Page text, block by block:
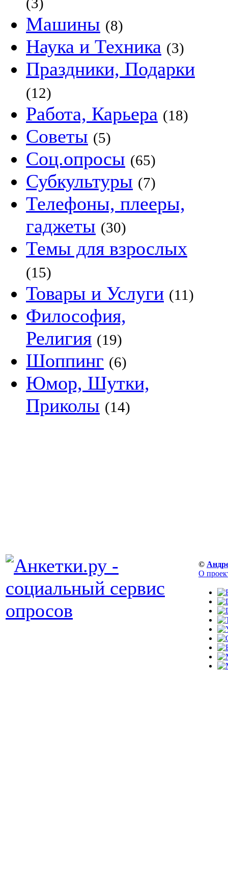
Машины (8)
Наука и Техника (3)
Праздники, Подарки
(12)
Работа, Карьера (18)
Советы (5)
Соц.опросы (65)
Субкультуры (7)
Телефоны, плееры,
гаджеты (30)
Темы для взрослых
(15)
Товары и Услуги (11)
Философия,
Религия (19)
Шоппинг (6)
Юмор, Шутки,
Приколы (14)
©
О